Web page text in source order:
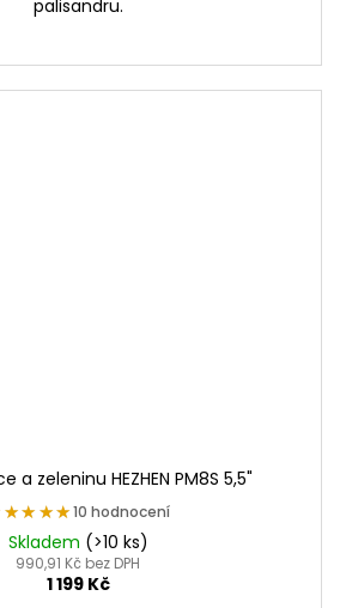
palisandru.
a zeleninu HEZHEN PM8S 5,5"
10 hodnocení
Skladem (>10 ks)
990,91 Kč bez DPH
1 199 Kč